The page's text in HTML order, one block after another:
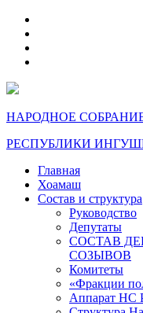
НАРОДНОЕ
РЕСПУБЛИКИ
Главная
Хоамаш
Состав и структура
Руководство
Депутаты
СОСТАВ
СОЗЫВОВ
Комитеты
«Фракции
Аппарат НС